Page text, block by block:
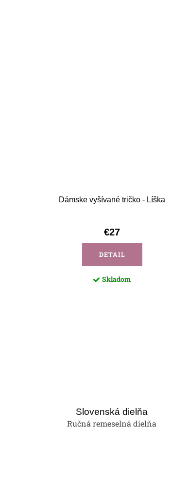
Dámske vyšívané tričko - Líška
€27
DETAIL
Skladom
Slovenská dielňa
Ručná remeselná dielňa